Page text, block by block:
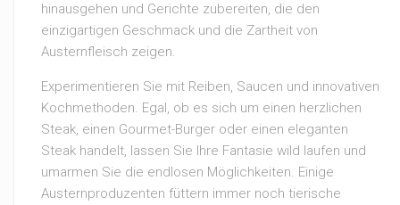
hinausgehen und Gerichte zubereiten, die den
einzigartigen Geschmack und die Zartheit von
Austernfleisch zeigen.
Experimentieren Sie mit Reiben, Saucen und innovativen
Kochmethoden. Egal, ob es sich um einen herzlichen
Steak, einen Gourmet-Burger oder einen eleganten
Steak handelt, lassen Sie Ihre Fantasie wild laufen und
umarmen Sie die endlosen Möglichkeiten. Einige
Austernproduzenten füttern immer noch tierische